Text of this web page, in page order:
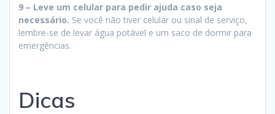
9 – Leve um celular para pedir ajuda caso seja
necessário. Se você não tiver celular ou sinal de serviço,
lembre-se de levar água potável e um saco de dormir para
emergências.
Dicas